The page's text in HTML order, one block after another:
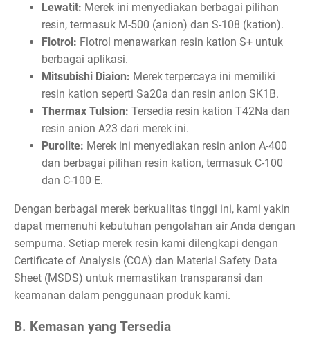
Lewatit: Merek ini menyediakan berbagai pilihan
resin, termasuk M-500 (anion) dan S-108 (kation).
Flotrol: Flotrol menawarkan resin kation S+ untuk
berbagai aplikasi.
Mitsubishi Diaion: Merek terpercaya ini memiliki
resin kation seperti Sa20a dan resin anion SK1B.
Thermax Tulsion: Tersedia resin kation T42Na dan
resin anion A23 dari merek ini.
Purolite: Merek ini menyediakan resin anion A-400
dan berbagai pilihan resin kation, termasuk C-100
dan C-100 E.
Dengan berbagai merek berkualitas tinggi ini, kami yakin
dapat memenuhi kebutuhan pengolahan air Anda dengan
sempurna. Setiap merek resin kami dilengkapi dengan
Certificate of Analysis (COA) dan Material Safety Data
Sheet (MSDS) untuk memastikan transparansi dan
keamanan dalam penggunaan produk kami.
B. Kemasan yang Tersedia